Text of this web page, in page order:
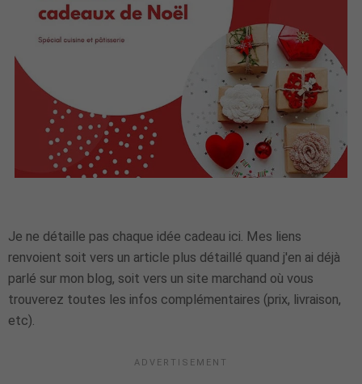
Je ne détaille pas chaque idée cadeau ici. Mes liens
renvoient soit vers un article plus détaillé quand j'en ai déjà
parlé sur mon blog, soit vers un site marchand où vous
trouverez toutes les infos complémentaires (prix, livraison,
etc).